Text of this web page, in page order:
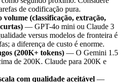
de codificação pura.
volume (classificação, extração,
— GPT-4o mini ou Claude 3
versus modelos de fronteira é
a diferença de custo é enorme.
(200K+ tokens) — O Gemini 1.5
de 200K. Claude para 200K e
com qualidade aceitável —